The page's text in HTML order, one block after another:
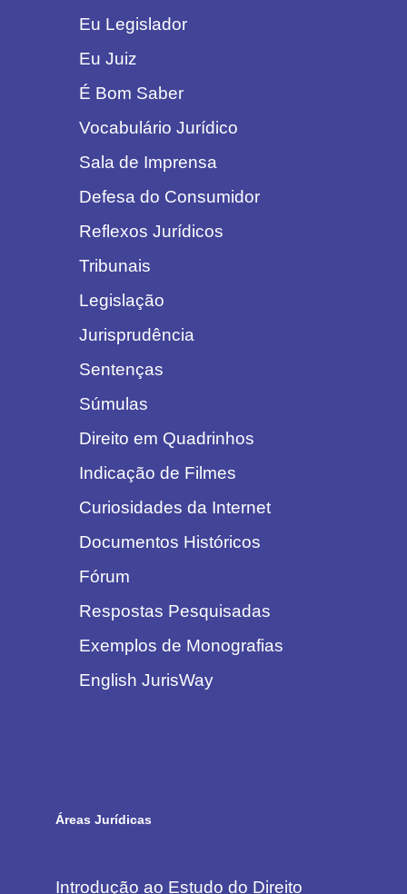
Eu Legislador
Eu Juiz
É Bom Saber
Vocabulário Jurídico
Sala de Imprensa
Defesa do Consumidor
Reflexos Jurídicos
Tribunais
Legislação
Jurisprudência
Sentenças
Súmulas
Direito em Quadrinhos
Indicação de Filmes
Curiosidades da Internet
Documentos Históricos
Fórum
Respostas Pesquisadas
Exemplos de Monografias
English JurisWay
Áreas Jurídicas
Introdução ao Estudo do Direito